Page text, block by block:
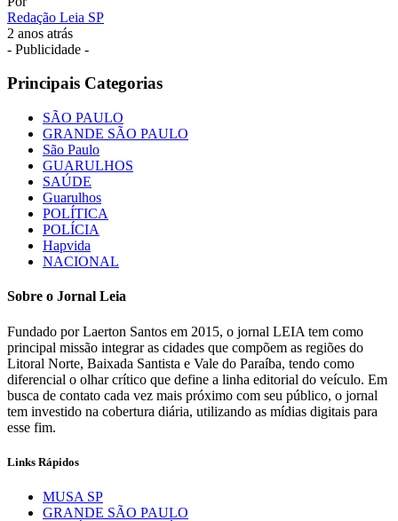
Redação Leia SP
2 anos atrás
- Publicidade -
Principais Categorias
SÃO PAULO
GRANDE SÃO PAULO
São Paulo
GUARULHOS
SAÚDE
Guarulhos
POLÍTICA
POLÍCIA
Hapvida
NACIONAL
Sobre o Jornal Leia
Fundado por Laerton Santos em 2015, o jornal LEIA tem como
principal missão integrar as cidades que compõem as regiões do
Litoral Norte, Baixada Santista e Vale do Paraíba, tendo como
diferencial o olhar crítico que define a linha editorial do veículo. Em
busca de contato cada vez mais próximo com seu público, o jornal
tem investido na cobertura diária, utilizando as mídias digitais para
esse fim.
Links Rápidos
MUSA SP
GRANDE SÃO PAULO